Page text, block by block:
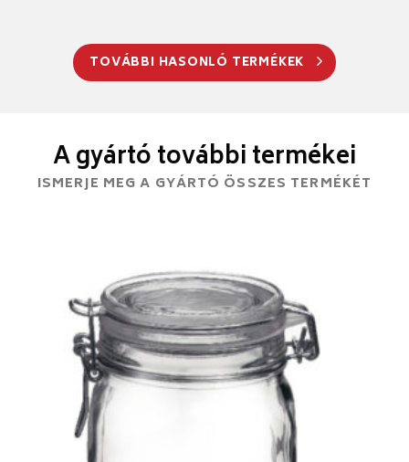
TOVÁBBI HASONLÓ TERMÉKEK
A gyártó további termékei
ISMERJE MEG A GYÁRTÓ ÖSSZES TERMÉKÉT